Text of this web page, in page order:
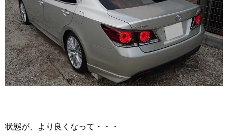
状態が、より良くなって・・・